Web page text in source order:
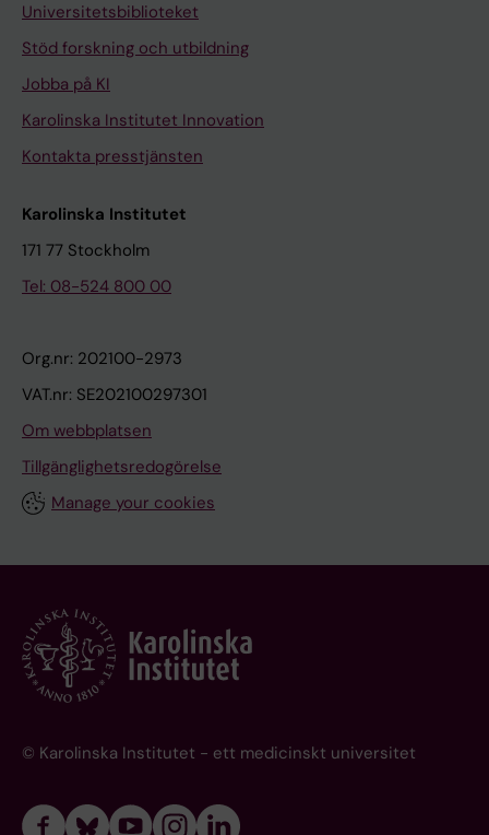
Universitetsbiblioteket
Stöd forskning och utbildning
Jobba på KI
Karolinska Institutet Innovation
Kontakta presstjänsten
Karolinska Institutet
171 77 Stockholm
Tel: 08-524 800 00
Org.nr: 202100-2973
VAT.nr: SE202100297301
Om webbplatsen
Tillgänglighetsredogörelse
Manage your cookies
© Karolinska Institutet - ett medicinskt universitet